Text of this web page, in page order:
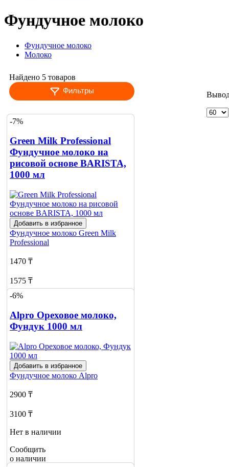
Фундучное молоко
Фундучное молоко
Молоко
Найдено 5 товаров
Фильтры
-7%
Green Milk Professional
Фундучное молоко на
рисовой основе BARISTA,
1000 мл
Добавить в избранное
Фундучное молоко Green Milk
Professional
1470 ₸
1575 ₸
Нет в наличии
Сообщить
о наличии
-6%
Alpro Ореховое молоко,
Фундук 1000 мл
Добавить в избранное
Фундучное молоко Alpro
2900 ₸
3100 ₸
Нет в наличии
Сообщить
о наличии